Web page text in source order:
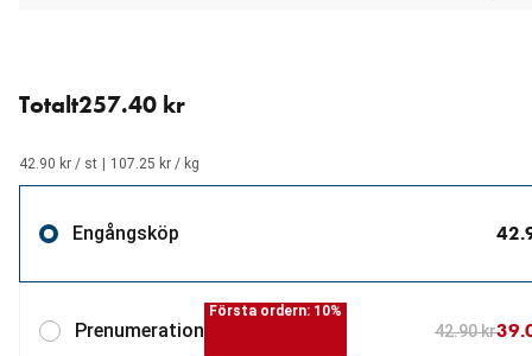
Totalt257.40 kr
42.90 kr / st 107.25 kr / kg
Engångsköp
Prenumeration
Första ordern: 10%
42.90 kr